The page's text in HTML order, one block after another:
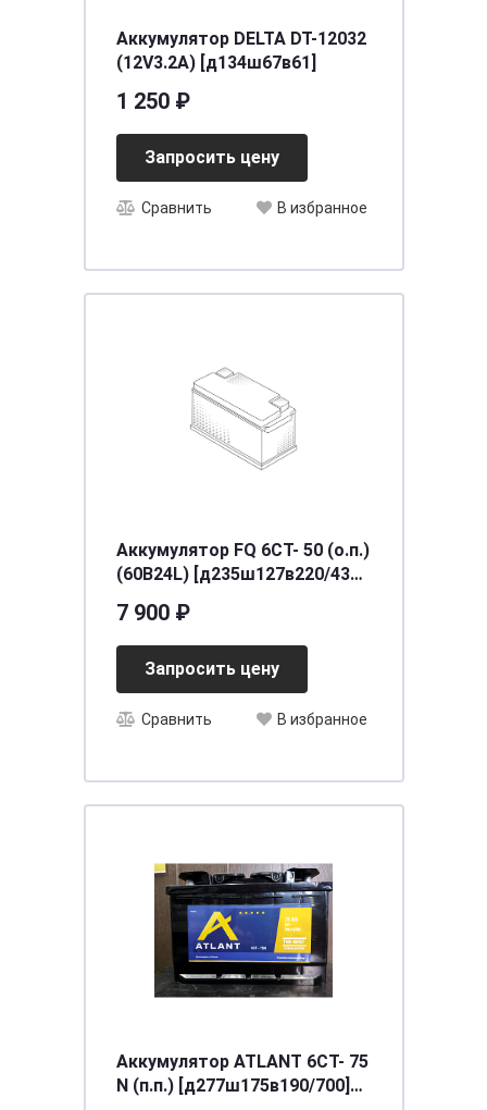
Аккумулятор DELTA DT-12032
(12V3.2A) [д134ш67в61]
1 250 ₽
Запросить цену
Сравнить В избранное
Аккумулятор FQ 6СТ- 50 (о.п.)
(60B24L) [д235ш127в220/430]
7 900 ₽
Запросить цену
Сравнить В избранное
Аккумулятор ATLANT 6СТ- 75
N (п.п.) [д277ш175в190/700]